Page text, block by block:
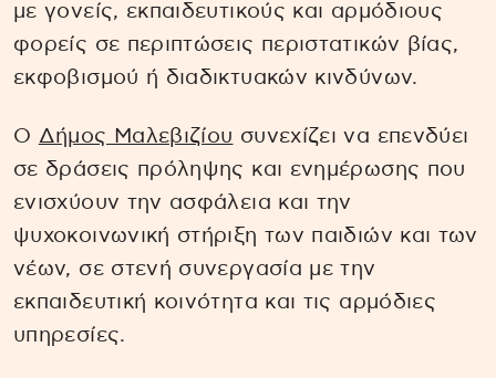
με γονείς, εκπαιδευτικούς και αρμόδιους
φορείς σε περιπτώσεις περιστατικών βίας,
εκφοβισμού ή διαδικτυακών κινδύνων.
Ο Δήμος Μαλεβιζίου συνεχίζει να επενδύει
σε δράσεις πρόληψης και ενημέρωσης που
ενισχύουν την ασφάλεια και την
ψυχοκοινωνική στήριξη των παιδιών και των
νέων, σε στενή συνεργασία με την
εκπαιδευτική κοινότητα και τις αρμόδιες
υπηρεσίες.